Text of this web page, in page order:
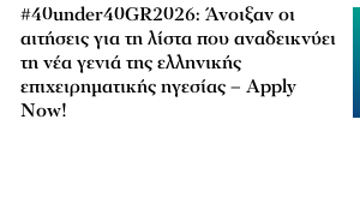
#40under40GR2026: Άνοιξαν οι
αιτήσεις για τη λίστα που αναδεικνύει
τη νέα γενιά της ελληνικής
επιχειρηματικής ηγεσίας – Apply
Now!